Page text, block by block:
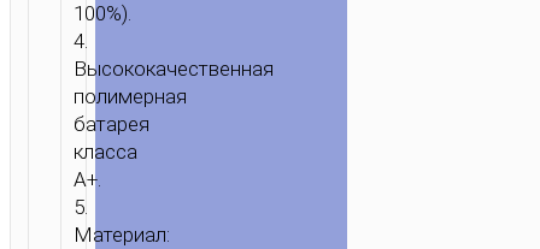
100%).
4.
Высококачественная
полимерная
батарея
класса
A+.
5.
Материал: